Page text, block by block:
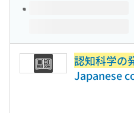
認知科学の
Japanese